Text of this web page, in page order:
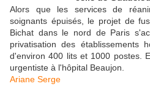
Alors que les services de
soignants épuisés, le projet de
Bichat dans le nord de Paris
privatisation des établissements
d'environ 400 lits et 1000 postes.
urgentiste à l'hôpital Beaujon.
Ariane Serge